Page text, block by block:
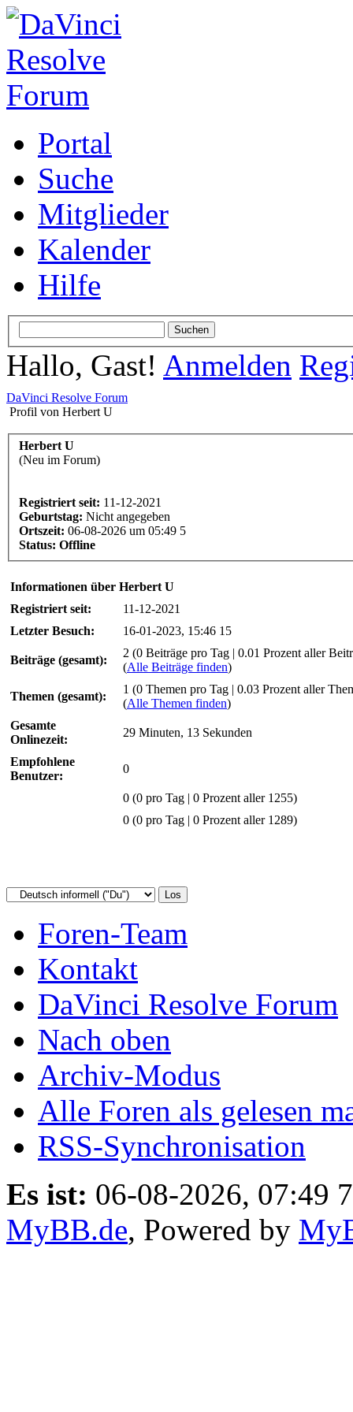
Portal
Suche
Mitglieder
Kalender
Hilfe
Hallo, Gast! Anmelden
DaVinci Resolve Forum
Profil von Herbert U
Herbert U
(Neu im Forum)
Registriert seit: 11-12-2021
Geburtstag: Nicht angegeben
Ortszeit: 06-08-2026 um 05:49 5
Status: Offline
Informationen über Herbert U
Registriert seit:
11-12-2021
Letzter Besuch:
16-01-2023, 15:46 15
Beiträge (gesamt):
2 (0 Beiträge pro Tag | 0.01 Prozent aller
(Alle Beiträge finden)
Themen (gesamt):
1 (0 Themen pro Tag | 0.03 Prozent aller
(Alle Themen finden)
Gesamte
Onlinezeit:
29 Minuten, 13 Sekunden
Empfohlene
Benutzer:
0
0 (0 pro Tag | 0 Prozent aller 1255)
0 (0 pro Tag | 0 Prozent aller 1289)
Foren-Team
Kontakt
DaVinci Resolve Forum
Nach oben
Archiv-Modus
Alle Foren als gelesen
RSS-Synchronisation
Es ist: 06-08-2026, 07:49 7
MyBB.de, Powered by